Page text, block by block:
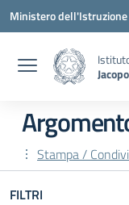
Vai ai contenuti
Vai al menu di
Vai al footer
Ministero
Stampa /
FILTRI